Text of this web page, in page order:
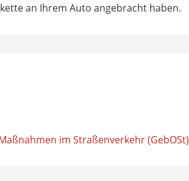
an Ihrem Auto angebracht haben.
im Straßenverkehr (GebOSt)